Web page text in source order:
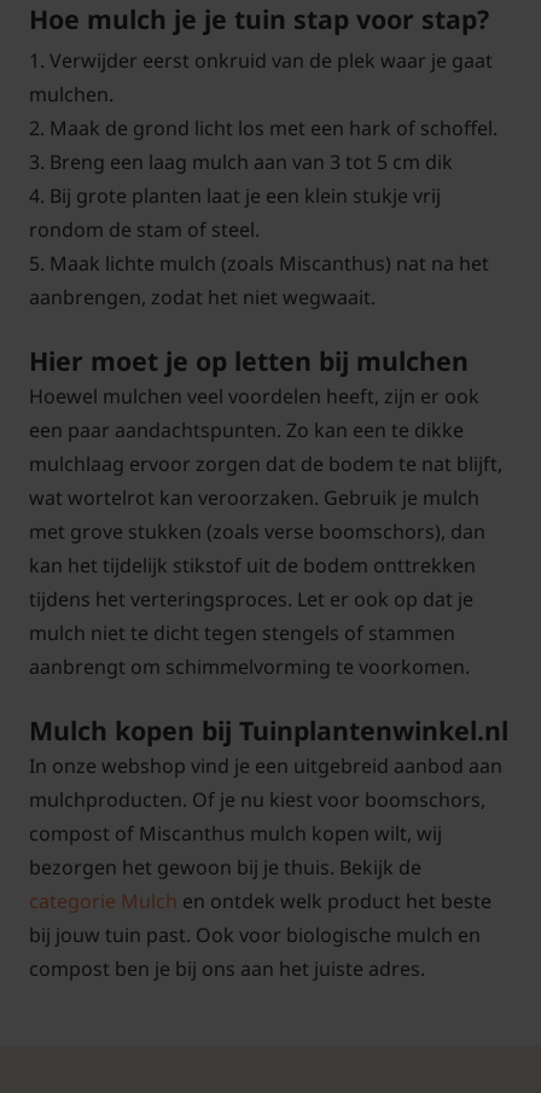
Hoe mulch je je tuin stap voor stap?
1. Verwijder eerst onkruid van de plek waar je gaat
mulchen.
2. Maak de grond licht los met een hark of schoffel.
3. Breng een laag mulch aan van 3 tot 5 cm dik
4. Bij grote planten laat je een klein stukje vrij
rondom de stam of steel.
5. Maak lichte mulch (zoals Miscanthus) nat na het
aanbrengen, zodat het niet wegwaait.
Hier moet je op letten bij mulchen
Hoewel mulchen veel voordelen heeft, zijn er ook
een paar aandachtspunten. Zo kan een te dikke
mulchlaag ervoor zorgen dat de bodem te nat blijft,
wat wortelrot kan veroorzaken. Gebruik je mulch
met grove stukken (zoals verse boomschors), dan
kan het tijdelijk stikstof uit de bodem onttrekken
tijdens het verteringsproces. Let er ook op dat je
mulch niet te dicht tegen stengels of stammen
aanbrengt om schimmelvorming te voorkomen.
Mulch kopen bij Tuinplantenwinkel.nl
In onze webshop vind je een uitgebreid aanbod aan
mulchproducten. Of je nu kiest voor boomschors,
compost of Miscanthus mulch kopen wilt, wij
bezorgen het gewoon bij je thuis. Bekijk de
categorie Mulch en ontdek welk product het beste
bij jouw tuin past. Ook voor biologische mulch en
compost ben je bij ons aan het juiste adres.